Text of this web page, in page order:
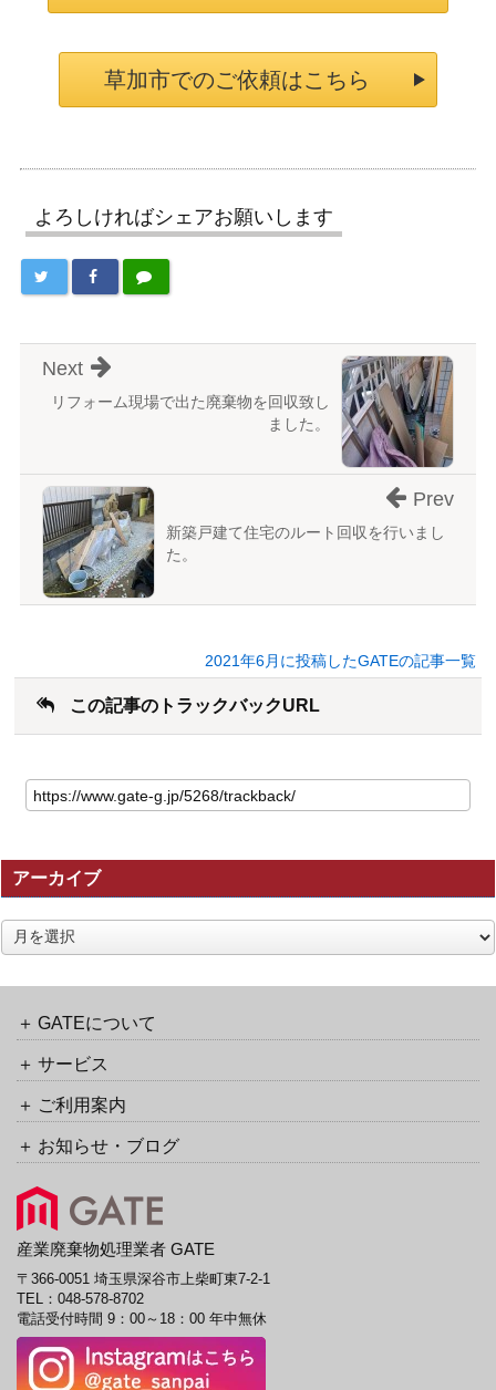
草加市でのご依頼はこちら
よろしければシェアお願いします
リフォーム現場で出た廃棄物を回収致し
ました。
Next
新築戸建て住宅のルート回収を行いまし
た。
Prev
2021年6月に投稿したGATEの記事一覧
この記事のトラックバックURL
の
記
の
ト
ラ
ッ
ク
ッ
URL
アーカイブ
ア
ー
GATEについて
サービス
ご利用案内
お知らせ・ブログ
産業廃棄物処理業者 GATE
〒366-0051 埼玉県深谷市上柴町東7-2-1
TEL： 048-578-8702
電話受付時間 9：00～18：00 年中無休